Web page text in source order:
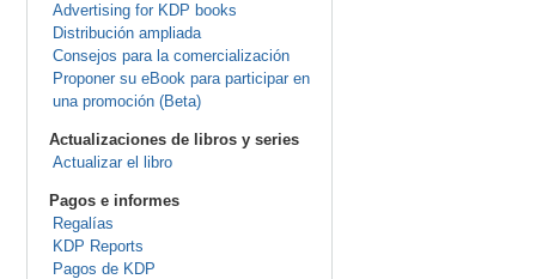
Advertising for KDP books
Distribución ampliada
Consejos para la comercialización
Proponer su eBook para participar en
una promoción (Beta)
Actualizaciones de libros y series
Actualizar el libro
Pagos e informes
Regalías
KDP Reports
Pagos de KDP